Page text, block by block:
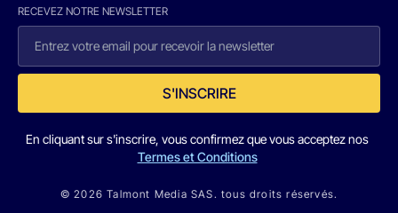
RECEVEZ NOTRE NEWSLETTER
S'INSCRIRE
En cliquant sur s'inscrire, vous confirmez que vous acceptez nos
Termes et Conditions
© 2026 Talmont Media SAS. tous droits réservés.